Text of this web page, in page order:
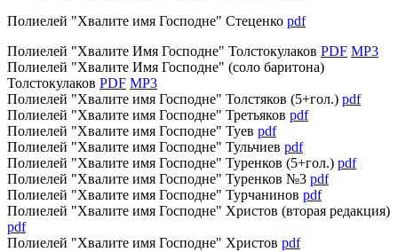
Полиелей "Хвалите имя Господне" Стеценко pdf
Полиелей "Хвалите Имя Господне" Толстокулаков PDF MP3
Полиелей "Хвалите Имя Господне" (соло баритона)
Толстокулаков PDF MP3
Полиелей "Хвалите имя Господне" Толстяков (5+гол.) pdf
Полиелей "Хвалите имя Господне" Третьяков pdf
Полиелей "Хвалите имя Господне" Туев pdf
Полиелей "Хвалите имя Господне" Тульчиев pdf
Полиелей "Хвалите имя Господне" Туренков (5+гол.) pdf
Полиелей "Хвалите имя Господне" Туренков №3 pdf
Полиелей "Хвалите имя Господне" Турчанинов pdf
Полиелей "Хвалите имя Господне" Христов (вторая редакция)
pdf
Полиелей "Хвалите имя Господне" Христов pdf